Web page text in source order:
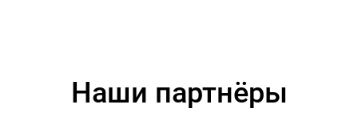
Наши партнёры